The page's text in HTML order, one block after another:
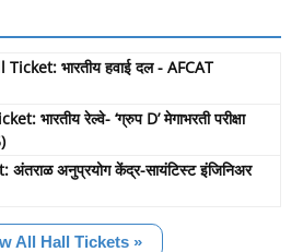
भारतीय हवाई दल - AFCAT
भारतीय रेल्वे- ‘ग्रुप D’ मेगाभरती परीक्षा
अनुप्रयोग केंद्र-सायंटिस्ट इंजिनिअर
All Hall Tickets »